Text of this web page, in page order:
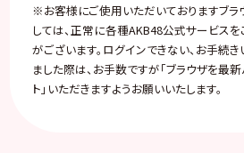
※お客様にご使用いただいておりますブラ
しては、正常に各種AKB48公式サービス
がございます。ログインできない、お手続
ました際は、お手数ですが「ブラウザを最
ト」いただきますようお願いいたします。